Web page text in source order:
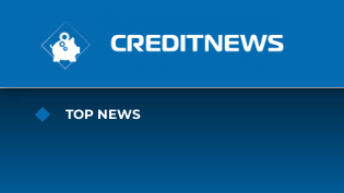
TOP NEWS